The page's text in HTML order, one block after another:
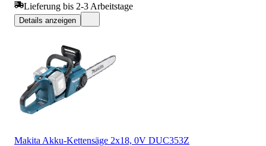
Lieferung bis 2-3 Arbeitstage
Details anzeigen
Makita Akku-Kettensäge 2x18, 0V DUC353Z